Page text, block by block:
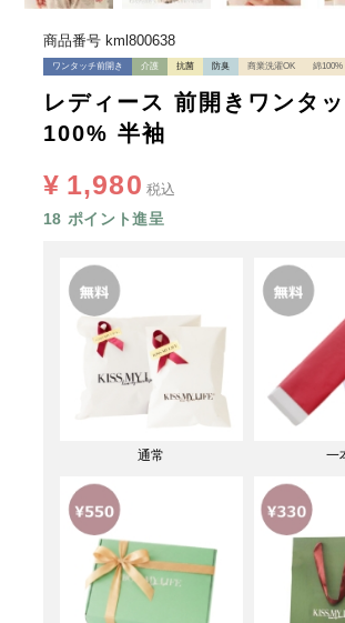
商品番号 kml800638
ワンタッチ前開き 介護 抗菌 防臭 商業洗濯OK 綿100%
レディース 前開きワンタ
100% 半袖
¥ 1,980 税込
18 ポイント進呈
通常 一